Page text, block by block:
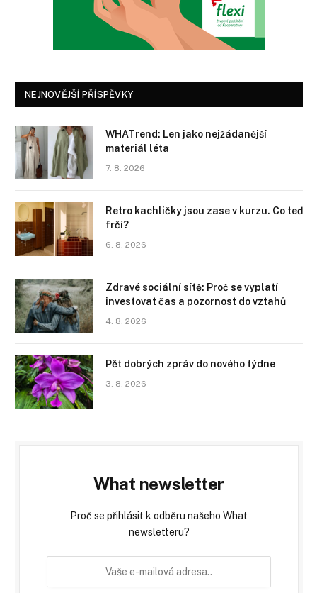
NEJNOVĚJŠÍ PŘÍSPĚVKY
WHATrend: Len jako nejžádanější
materiál léta
7. 8. 2026
Retro kachličky jsou zase v kurzu. Co teď
frčí?
6. 8. 2026
Zdravé sociální sítě: Proč se vyplatí
investovat čas a pozornost do vztahů
4. 8. 2026
Pět dobrých zpráv do nového týdne
3. 8. 2026
What newsletter
Proč se přihlásit k odběru našeho What
newsletteru?